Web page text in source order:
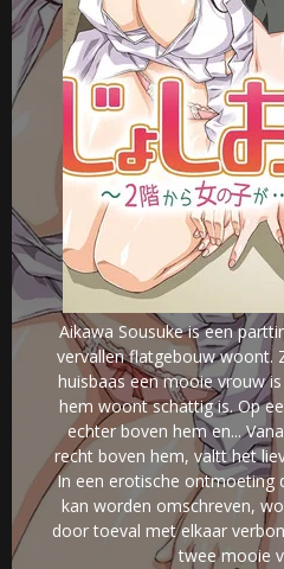
Aikawa Sousuke is een
vervallen flatgebouw woont.
huisbaas een mooie vrouw
hem woont schattig is. Op
echter boven hem en...
recht boven hem, valtt het
In een erotische ontmoeting
kan worden omschreven,
door toeval met elkaar
twee mooie